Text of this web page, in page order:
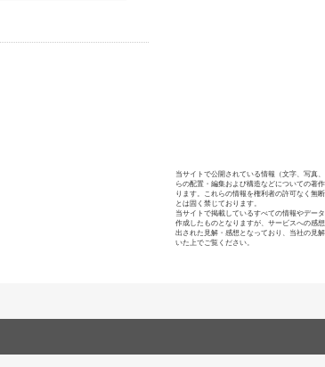
当サイトで公開されている情報（文字、写真
らの配置・編集および構造などについての著
ります。これらの情報を権利者の許可なく無
とは固く禁じております。
当サイトで掲載しているすべての情報やデー
作成したものとなりますが、サービスへの感
出された見解・感想となっており、当社の見
いた上でご覧ください。